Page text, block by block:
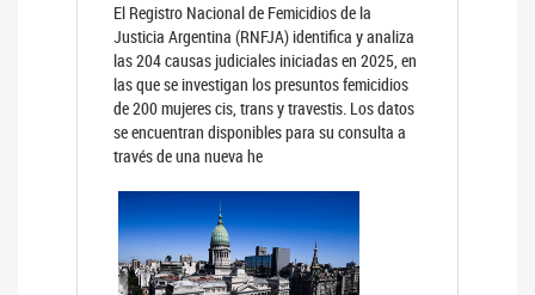
El Registro Nacional de Femicidios de la
Justicia Argentina (RNFJA) identifica y analiza
las 204 causas judiciales iniciadas en 2025, en
las que se investigan los presuntos femicidios
de 200 mujeres cis, trans y travestis. Los datos
se encuentran disponibles para su consulta a
través de una nueva he